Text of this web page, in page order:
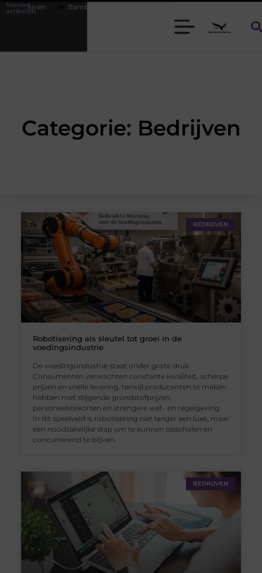
Nieuwe
artikelenBamboe T-shirts voor heren die koel blijven
Categorie: Bedrijven
BEDRIJVEN
Robotisering als sleutel tot groei in de
voedingsindustrie
De voedingsindustrie staat onder grote druk.
Consumenten verwachten constante kwaliteit, scherpe
prijzen en snelle levering, terwijl producenten te maken
hebben met stijgende grondstofprijzen,
personeelstekorten en strengere wet- en regelgeving.
In dit speelveld is robotisering niet langer een luxe, maar
een noodzakelijke stap om te kunnen opschalen en
concurrerend te blijven.
BEDRIJVEN